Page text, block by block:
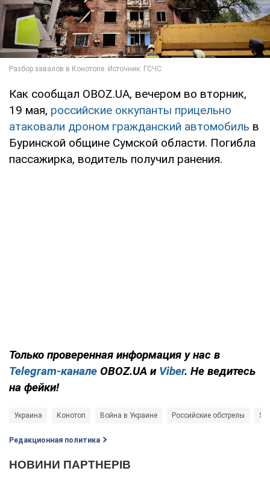
Как сообщал OBOZ.UA, вечером во вторник,
19 мая, российские оккупанты прицельно
атаковали дроном гражданский автомобиль в
Буринской общине Сумской области. Погибла
пассажирка, водитель получил ранения.
Только проверенная информация у нас в
Telegram-канале OBOZ.UA и Viber. Не ведитесь
на фейки!
Украина Конотоп Война в Украине Российские обстрелы
Редакционная политика